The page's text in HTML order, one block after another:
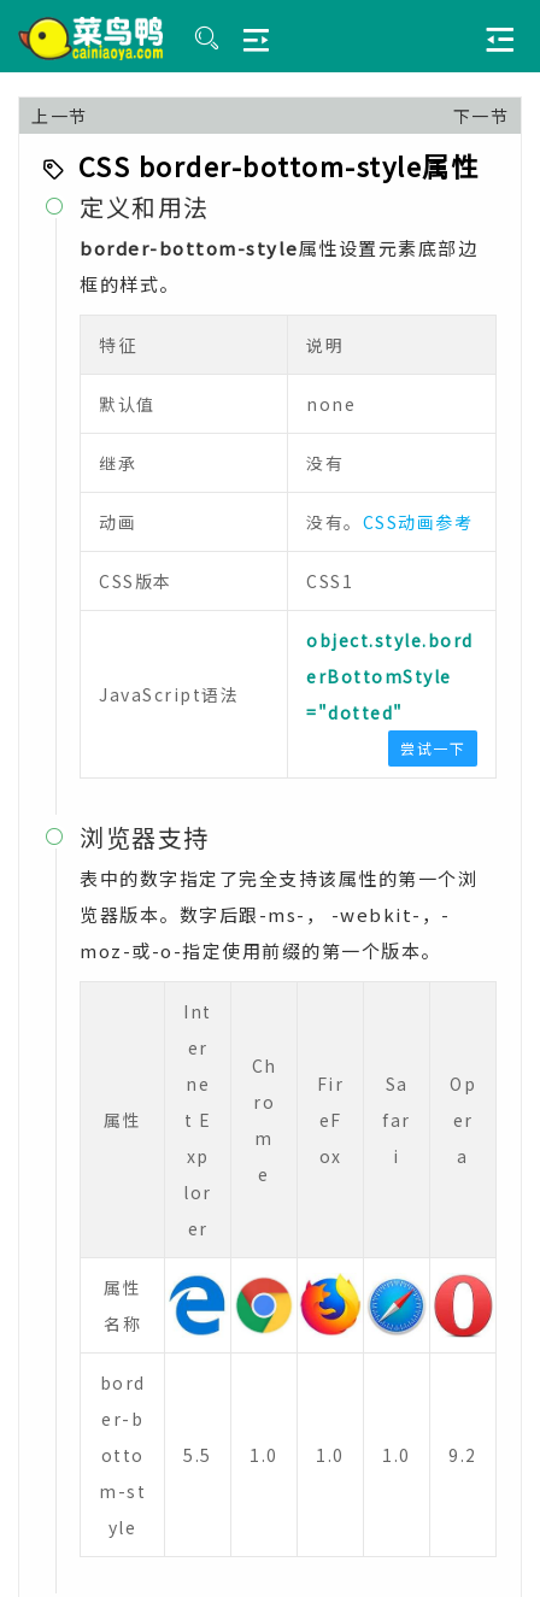
上一节 下一节
CSS border-bottom-style属性
 定义和用法
border-bottom-style属性设置元素底部边
框的样式。
特征 说明
默认值 none
继承 没有
动画 没有。 CSS动画参考
CSS版本 CSS1
JavaScript语法
object.style.bord
erBottomStyle
="dotted"
尝试一下
 浏览器支持
表中的数字指定了完全支持该属性的第一个浏
览器版本。数字后跟-ms-， -webkit-，-
moz-或-o-指定使用前缀的第一个版本。
属性
Int
er
ne
t E
xp
lor
er
Ch
ro
m
e
Fir
eF
ox
Sa
far
i
Op
er
a
属性
名称
bord
er-b
otto
m-st
yle
5.5 1.0 1.0 1.0 9.2